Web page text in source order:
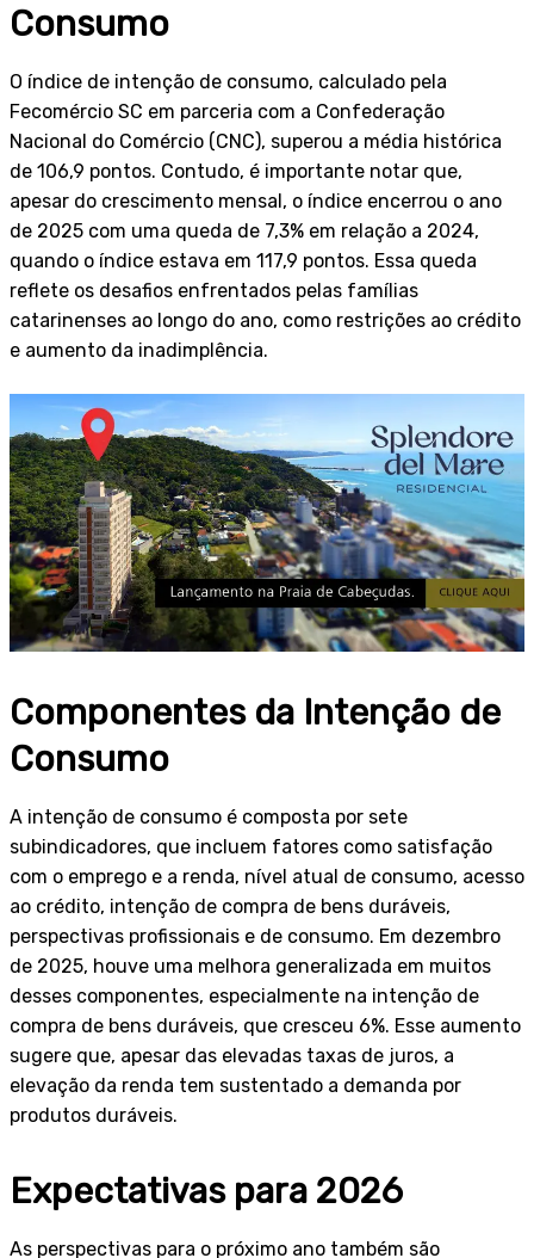
Consumo
O índice de intenção de consumo, calculado pela
Fecomércio SC em parceria com a Confederação
Nacional do Comércio (CNC), superou a média histórica
de 106,9 pontos. Contudo, é importante notar que,
apesar do crescimento mensal, o índice encerrou o ano
de 2025 com uma queda de 7,3% em relação a 2024,
quando o índice estava em 117,9 pontos. Essa queda
reflete os desafios enfrentados pelas famílias
catarinenses ao longo do ano, como restrições ao crédito
e aumento da inadimplência.
Componentes da Intenção de
Consumo
A intenção de consumo é composta por sete
subindicadores, que incluem fatores como satisfação
com o emprego e a renda, nível atual de consumo, acesso
ao crédito, intenção de compra de bens duráveis,
perspectivas profissionais e de consumo. Em dezembro
de 2025, houve uma melhora generalizada em muitos
desses componentes, especialmente na intenção de
compra de bens duráveis, que cresceu 6%. Esse aumento
sugere que, apesar das elevadas taxas de juros, a
elevação da renda tem sustentado a demanda por
produtos duráveis.
Expectativas para 2026
As perspectivas para o próximo ano também são